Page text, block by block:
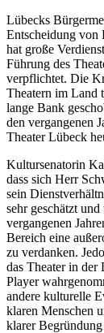
Lübecks
Entscheidung von
hat große
Führung des
verpflichtet. Die
Theatern im Land
lange Bank
den vergangenen
Theater Lübeck
Kultursenatorin
dass sich Herr
sein
sehr geschätzt
vergangenen
Bereich eine
zu verdanken.
das Theater in der
Player
andere kulturelle
klaren Menschen
klarer